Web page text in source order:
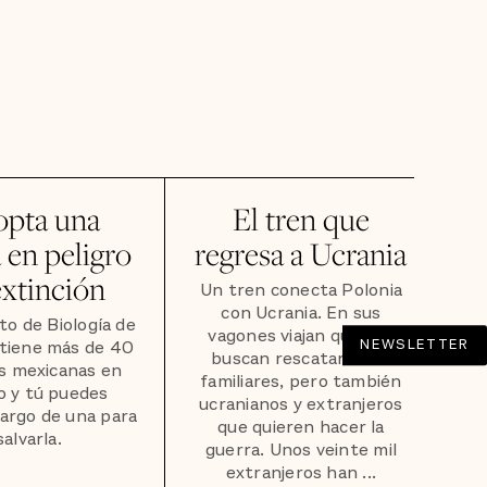
NEWSLETTER
una
peligro
de Biología de
más de 40
mexicanas en
y tú puedes
de una para
El tren que
regresa a Ucrania
Un tren conecta Polonia
con Ucrania. En sus
vagones viajan quienes
buscan rescatar a sus
familiares, pero también
ucranianos y extranjeros
que quieren hacer la
guerra. Unos veinte mil
extranjeros han ...